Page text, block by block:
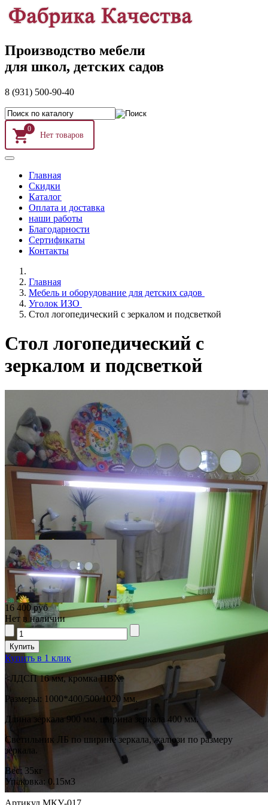
Производство мебели
для школ, детских садов
8 (931) 500-90-40
0
Главная
Скидки
Каталог
Оплата и доставка
наши работы
Благодарности
Сертификаты
Контакты
Главная
Мебель и оборудование для детских садов
Уголок ИЗО
Стол логопедический с зеркалом и подсветкой
Стол логопедический с
зеркалом и подсветкой
16 400 руб
Нет в наличии
Купить в 1 клик
<ЛДСП 16 мм, кромка ПВХ.
Размеры: 1000*400/500/1020 мм.
Длина зеркала 900 мм, ширина зеркала 400 мм.
Светильник ЛБ по ширине зеркала, жалюзи по размеру
зеркала.
Вес: 35кг
Упаковка: 0.15м3
Артикул МКУ-017